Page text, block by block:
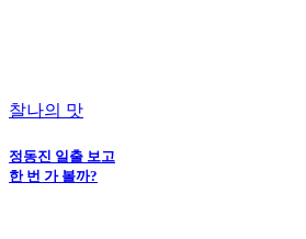
찰나의 맛
정동진 일출 보고
한 번 가 볼까?